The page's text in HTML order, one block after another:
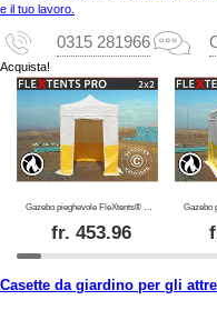
e il tuo lavoro.
0315 281966
Acquista!
fr.453.96
Casette da giardino per gli